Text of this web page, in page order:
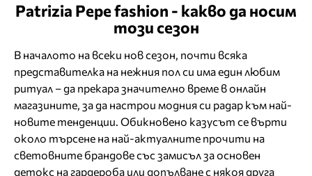
Patrizia Pepe fashion - какво да носим
този сезон
В началото на всеки нов сезон, почти всяка
представителка на нежния пол си има един любим
ритуал – да прекара значително време в онлайн
магазините, за да настрои модния си радар към най-
новите тенденции. Обикновено казусът се върти
около търсене на най-актуалните прочити на
световните брандове със замисъл за основен
детокс на гардероба или допълване с някоя друга